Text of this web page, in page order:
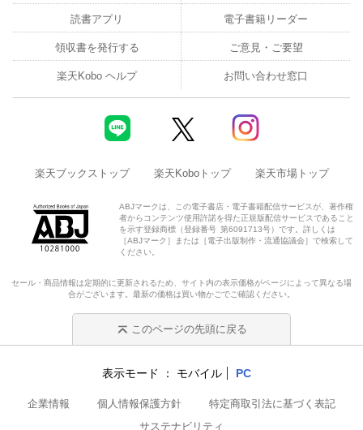
読書アプリ 電子書籍リーダー
領収書を発行する ご意見・ご要望
楽天Kobo ヘルプ お問い合わせ窓口
楽天ブックストップ 楽天Koboトップ 楽天市場トップ
ABJマークは、この電子書店・電子書籍配信サービスが、著作権
者からコンテンツ使用許諾を得た正規版配信サービスであること
を示す登録商標（登録番号 第6091713号）です。詳しくは
［ABJマーク］または［電子出版制作・流通協議会］で検索して
ください。
セール・商品情報は定期的に更新されるため、サイト内の表示価格がページによって異なる場
合がございます。最新の価格は買い物かごでご確認ください。
このページの先頭に戻る
表示モード モバイル PC
企業情報 個人情報保護方針
特定商取引法に基づく表記
サステナビリティ